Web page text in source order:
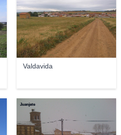
Valdavida
Juanjete